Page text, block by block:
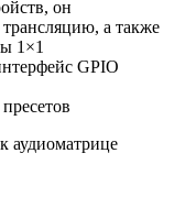
он
а также
1×1
GPIO